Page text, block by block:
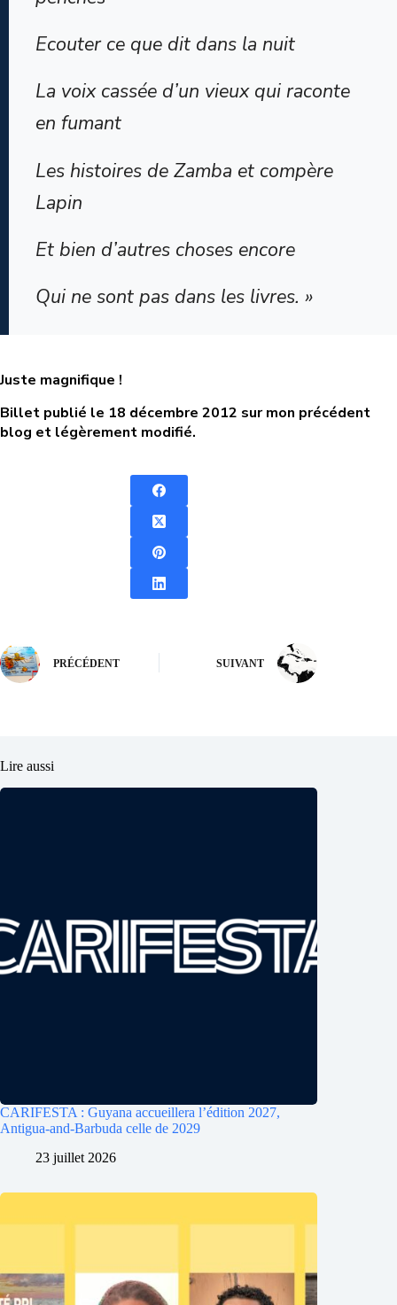
Ecouter ce que dit dans la nuit
La voix cassée d’un vieux qui raconte
en fumant
Les histoires de Zamba et compère
Lapin
Et bien d’autres choses encore
Qui ne sont pas dans les livres. »
Juste magnifique !
Billet publié le 18 décembre 2012 sur mon précédent
blog et légèrement modifié.
PRÉCÉDENT SUIVANT
Lire aussi
CARIFESTA : Guyana accueillera l’édition 2027,
Antigua-and-Barbuda celle de 2029
23 juillet 2026